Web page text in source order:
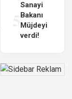
Sanayi
Bakanı
Müjdeyi
verdi!